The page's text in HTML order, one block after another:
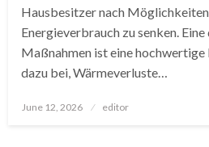
Hausbesitzer nach Möglichkeiten
Energieverbrauch zu senken.
Maßnahmen ist eine hochwertige
dazu bei, Wärmeverluste…
Posted
June 12, 2026 editor